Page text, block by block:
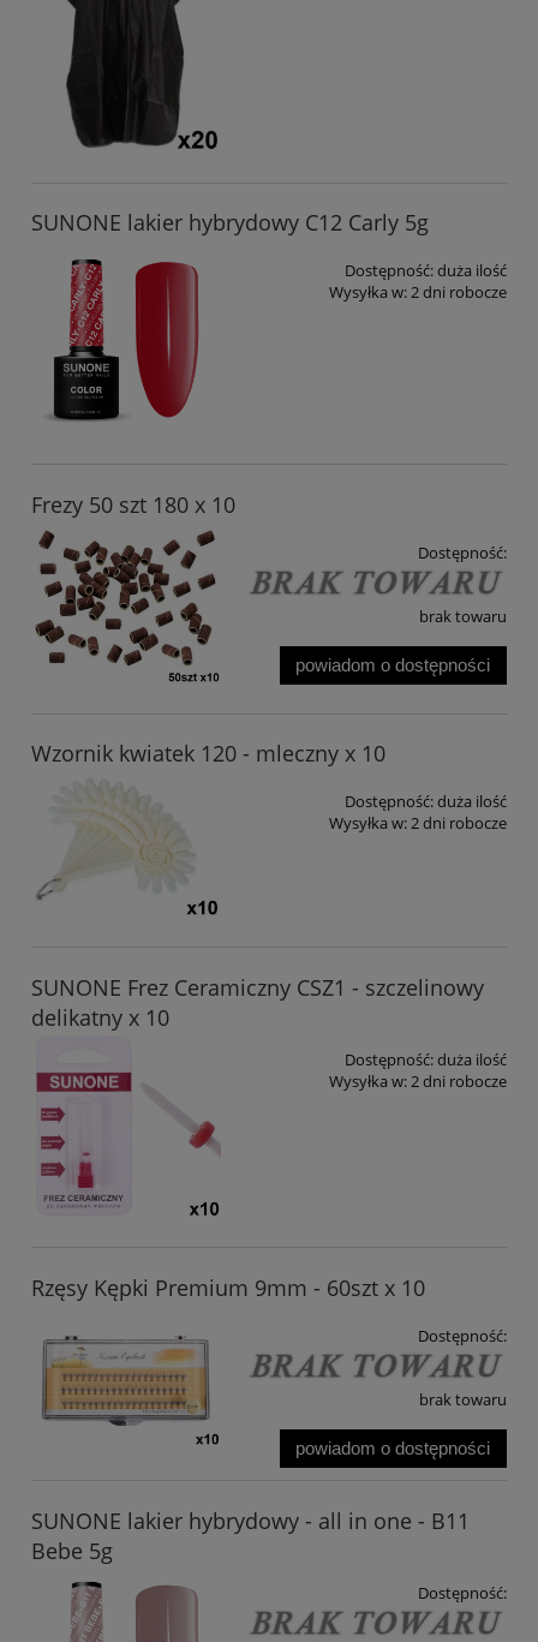
SUNONE lakier hybrydowy C12 Carly 5g
Dostępność:duża ilość
Wysyłka w:2 dni robocze
Frezy 50 szt 180 x 10
Dostępność:
brak towaru
powiadom o dostępności
Wzornik kwiatek 120 - mleczny x 10
Dostępność:duża ilość
Wysyłka w:2 dni robocze
SUNONE Frez Ceramiczny CSZ1 - szczelinowy
delikatny x 10
Dostępność:duża ilość
Wysyłka w:2 dni robocze
Rzęsy Kępki Premium 9mm - 60szt x 10
Dostępność:
brak towaru
powiadom o dostępności
SUNONE lakier hybrydowy - all in one - B11
Bebe 5g
Dostępność: